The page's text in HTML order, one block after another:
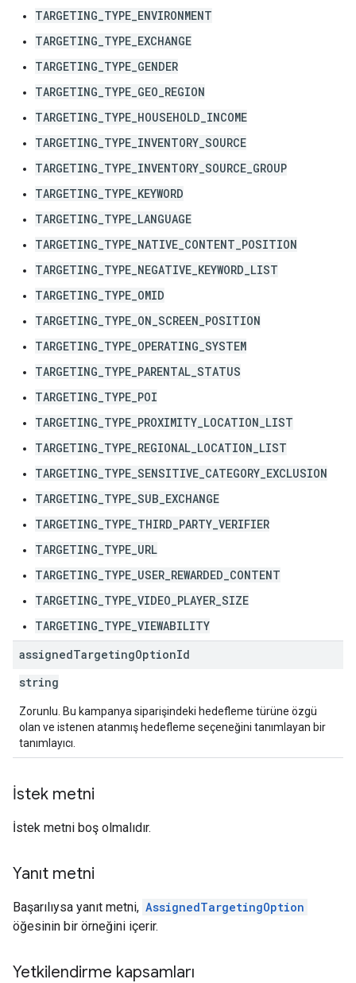
TARGETING_TYPE_ENVIRONMENT
TARGETING_TYPE_EXCHANGE
TARGETING_TYPE_GENDER
TARGETING_TYPE_GEO_REGION
TARGETING_TYPE_HOUSEHOLD_INCOME
TARGETING_TYPE_INVENTORY_SOURCE
TARGETING_TYPE_INVENTORY_SOURCE_GROUP
TARGETING_TYPE_KEYWORD
TARGETING_TYPE_LANGUAGE
TARGETING_TYPE_NATIVE_CONTENT_POSITION
TARGETING_TYPE_NEGATIVE_KEYWORD_LIST
TARGETING_TYPE_OMID
TARGETING_TYPE_ON_SCREEN_POSITION
TARGETING_TYPE_OPERATING_SYSTEM
TARGETING_TYPE_PARENTAL_STATUS
TARGETING_TYPE_POI
TARGETING_TYPE_PROXIMITY_LOCATION_LIST
TARGETING_TYPE_REGIONAL_LOCATION_LIST
TARGETING_TYPE_SENSITIVE_CATEGORY_EXCLUSION
TARGETING_TYPE_SUB_EXCHANGE
TARGETING_TYPE_THIRD_PARTY_VERIFIER
TARGETING_TYPE_URL
TARGETING_TYPE_USER_REWARDED_CONTENT
TARGETING_TYPE_VIDEO_PLAYER_SIZE
TARGETING_TYPE_VIEWABILITY
assignedTargetingOptionId
string
Zorunlu. Bu kampanya siparişindeki hedefleme türüne özgü
olan ve istenen atanmış hedefleme seçeneğini tanımlayan bir
tanımlayıcı.
İstek metni
İstek metni boş olmalıdır.
Yanıt metni
Başarılıysa yanıt metni, AssignedTargetingOption
öğesinin bir örneğini içerir.
Yetkilendirme kapsamları